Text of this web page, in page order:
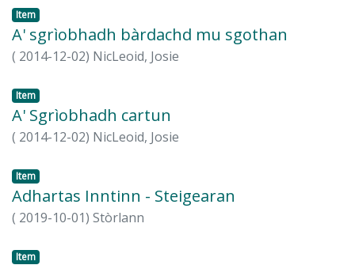
Item
A' sgrìobhadh bàrdachd mu sgothan
( 2014-12-02) NicLeoid, Josie
Item
A' Sgrìobhadh cartun
( 2014-12-02) NicLeoid, Josie
Item
Adhartas Inntinn - Steigearan
( 2019-10-01) Stòrlann
Item